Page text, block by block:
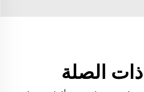
الصلة